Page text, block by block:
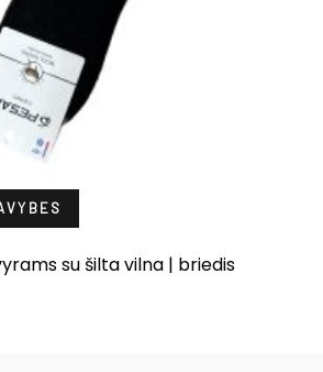
su šilta vilna | briedis